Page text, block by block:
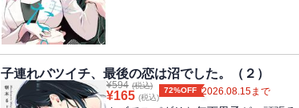
話題のラブコメ第1巻!!
（著者名：餅本もよ/初出：GANMA!1
子連れバツイチ、最後の恋は沼でした。（２）
¥594 (税込)
¥165 (税込)
72%OFF 2026.08.15まで